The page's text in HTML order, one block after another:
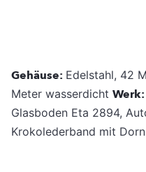
Gehäuse: Edelstahl, 42
Meter wasserdicht Werk:
Glasboden Eta 2894,
Krokolederband mit